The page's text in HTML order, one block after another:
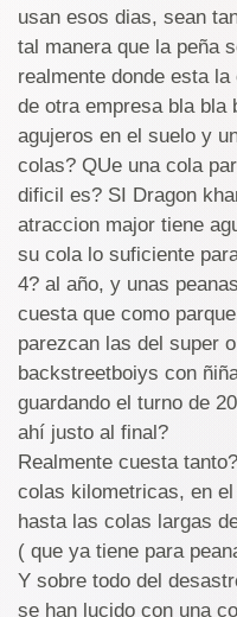
usan esos dias, sean
tal manera que la peña
realmente donde esta
de otra empresa bla bla
agujeros en el suelo y
colas? QUe una cola
dificil es? SI Dragon
atraccion major tiene
su cola lo suficiente
4? al año, y unas
cuesta que como
parezcan las del super
backstreetboiys con
guardando el turno de
ahí justo al final?
Realmente cuesta
colas kilometricas, en
hasta las colas largas
( que ya tiene para
Y sobre todo del
se han lucido con una